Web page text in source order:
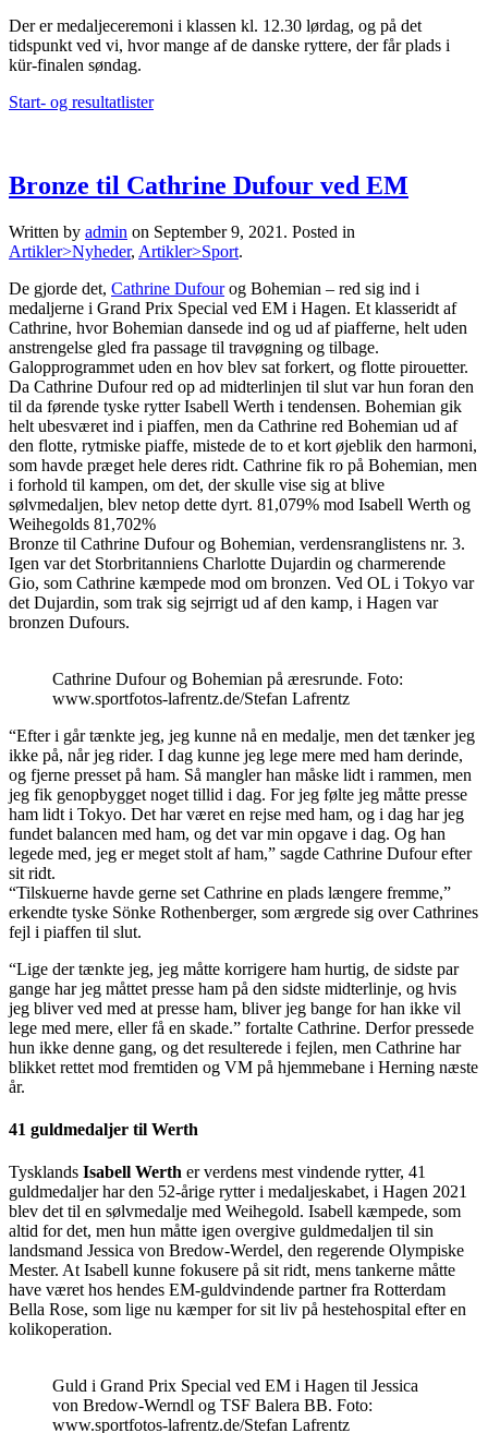
Der er medaljeceremoni i klassen kl. 12.30 lørdag, og på det
tidspunkt ved vi, hvor mange af de danske ryttere, der får plads i
kür-finalen søndag.
Start- og resultatlister
Bronze til Cathrine Dufour ved EM
Written by admin on September 9, 2021 . Posted in
Artikler>Nyheder, Artikler>Sport.
De gjorde det, Cathrine Dufourog Bohemian – red sig ind i
medaljerne i Grand Prix Special ved EM i Hagen. Et klasseridt af
Cathrine, hvor Bohemian dansede ind og ud af piafferne, helt uden
anstrengelse gled fra passage til travøgning og tilbage.
Galopprogrammet uden en hov blev sat forkert, og flotte pirouetter.
Da Cathrine Dufour red op ad midterlinjen til slut var hun foran den
til da førende tyske rytter Isabell Werth i tendensen. Bohemian gik
helt ubesværet ind i piaffen, men da Cathrine red Bohemian ud af
den flotte, rytmiske piaffe, mistede de to et kort øjeblik den harmoni,
som havde præget hele deres ridt. Cathrine fik ro på Bohemian, men
i forhold til kampen, om det, der skulle vise sig at blive
sølvmedaljen, blev netop dette dyrt. 81,079% mod Isabell Werth og
Weihegolds 81,702%
Bronze til Cathrine Dufour og Bohemian, verdensranglistens nr. 3.
Igen var det Storbritanniens Charlotte Dujardin og charmerende
Gio, som Cathrine kæmpede mod om bronzen. Ved OL i Tokyo var
det Dujardin, som trak sig sejrrigt ud af den kamp, i Hagen var
bronzen Dufours.
Cathrine Dufour og Bohemian på æresrunde. Foto:
www.sportfotos-lafrentz.de/Stefan Lafrentz
“Efter i går tænkte jeg, jeg kunne nå en medalje, men det tænker jeg
ikke på, når jeg rider. I dag kunne jeg lege mere med ham derinde,
og fjerne presset på ham. Så mangler han måske lidt i rammen, men
jeg fik genopbygget noget tillid i dag. For jeg følte jeg måtte presse
ham lidt i Tokyo. Det har været en rejse med ham, og i dag har jeg
fundet balancen med ham, og det var min opgave i dag. Og han
legede med, jeg er meget stolt af ham,” sagde Cathrine Dufour efter
sit ridt.
“Tilskuerne havde gerne set Cathrine en plads længere fremme,”
erkendte tyske Sönke Rothenberger, som ærgrede sig over Cathrines
fejl i piaffen til slut.
“Lige der tænkte jeg, jeg måtte korrigere ham hurtig, de sidste par
gange har jeg måttet presse ham på den sidste midterlinje, og hvis
jeg bliver ved med at presse ham, bliver jeg bange for han ikke vil
lege med mere, eller få en skade.” fortalte Cathrine. Derfor pressede
hun ikke denne gang, og det resulterede i fejlen, men Cathrine har
blikket rettet mod fremtiden og VM på hjemmebane i Herning næste
år.
41 guldmedaljer til Werth
Tysklands Isabell Werth er verdens mest vindende rytter, 41
guldmedaljer har den 52-årige rytter i medaljeskabet, i Hagen 2021
blev det til en sølvmedalje med Weihegold. Isabell kæmpede, som
altid for det, men hun måtte igen overgive guldmedaljen til sin
landsmand Jessica von Bredow-Werdel, den regerende Olympiske
Mester. At Isabell kunne fokusere på sit ridt, mens tankerne måtte
have været hos hendes EM-guldvindende partner fra Rotterdam
Bella Rose, som lige nu kæmper for sit liv på hestehospital efter en
kolikoperation.
Guld i Grand Prix Special ved EM i Hagen til Jessica
von Bredow-Werndl og TSF Balera BB. Foto:
www.sportfotos-lafrentz.de/Stefan Lafrentz